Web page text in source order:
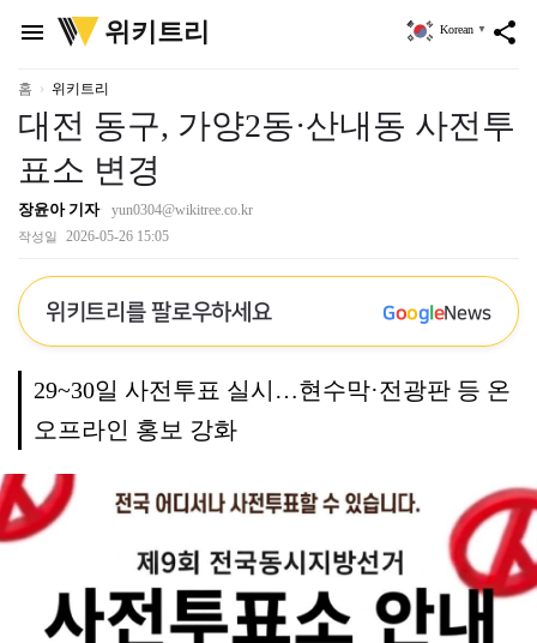
menu
위
키
리
위키트리 share
Korean ▼
홈 위키트리
대전 동구, 가양2동·산내동 사전투
표소 변경
장윤아 기자 yun0304@wikitree.co.kr
작성일 2026-05-26 15:05
위키트리를 팔로우하세요 GoogleNews
29~30일 사전투표 실시…현수막·전광판 등 온
오프라인 홍보 강화